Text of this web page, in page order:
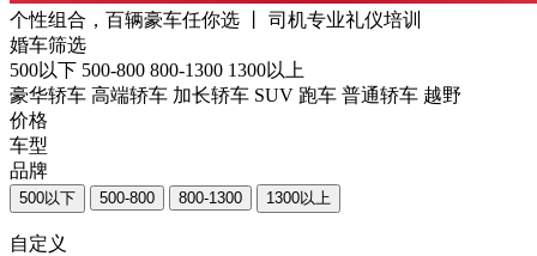
个性组合，百辆豪车任你选 丨 司机专业礼仪培训
婚车筛选
500以下 500-800 800-1300 1300以上
豪华轿车 高端轿车 加长轿车 SUV 跑车 普通轿车 越野
价格
车型
品牌
500以下 500-800 800-1300 1300以上
自定义